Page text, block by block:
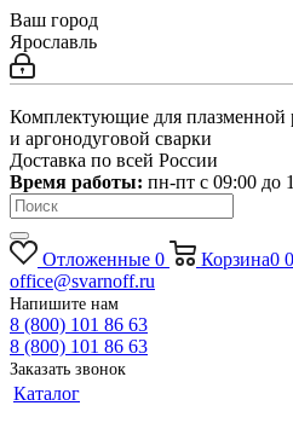
Ваш город
Ярославль
Комплектующие для плазменной
и аргонодуговой сварки
Доставка по всей России
Время работы: пн-пт c 09:00 до
Отложенные 0 Корзина0 0
office@svarnoff.ru
Напишите нам
8 (800) 101 86 63
8 (800) 101 86 63
Заказать звонок
Каталог